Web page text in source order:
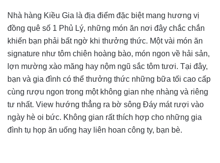
Nhà hàng Kiều Gia là địa điểm đặc biệt mang hương vị
đồng quê số 1 Phủ Lý, những món ăn nơi đây chắc chắn
khiến bạn phải bất ngờ khi thưởng thức. Một vài món ăn
signature như tôm chiên hoàng bào, món ngon về hải sản,
lợn mường xào măng hay nộm ngũ sắc tôm tươi. Tại đây,
bạn và gia đình có thể thưởng thức những bữa tối cao cấp
cùng rượu ngon trong một không gian nhẹ nhàng và riêng
tư nhất. View hướng thẳng ra bờ sông Đáy mát rượi vào
ngày hè oi bức. Không gian rất thích hợp cho những gia
đình tụ họp ăn uống hay liên hoan công ty, bạn bè.